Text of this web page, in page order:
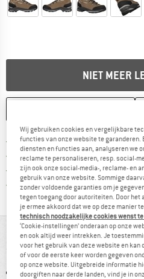
NIET MEER
Gratis verzending vanaf € 69
100 dagen bedenktijdVind
> 4.000.000 tevreden
Alle artikelen in voorraad
IN EEN
Wij gebruiken cookies en vergelijkbare
functies van onze website te garanderen.
diensten en functies aan, analyseren we
reclame te personaliseren, resp. social-
zijn ook onze social-media-, reclame- en
gebruik van onze website. Sommige
zonder voldoende garanties om je
tegen toegang door autoriteiten. Door het
je ermee akkoord dat we op deze manier
technisch noodzakelijke cookies wenst
‘Cookie-instellingen’ onderaan op onze
en ook altijd weer intrekken. Je
voor het gebruik van deze website en
of voor de eerste keer worden gegeven
op onze website. Uitgebreide informatie
doorgiften naar derde landen, vind je in